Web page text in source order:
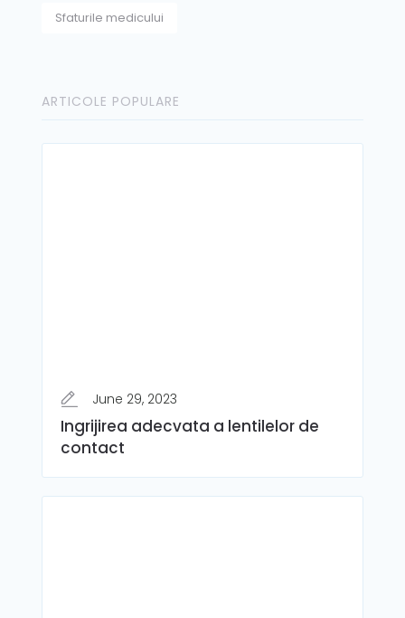
Sfaturile medicului
ARTICOLE POPULARE
June 29, 2023
Ingrijirea adecvata a lentilelor de
contact